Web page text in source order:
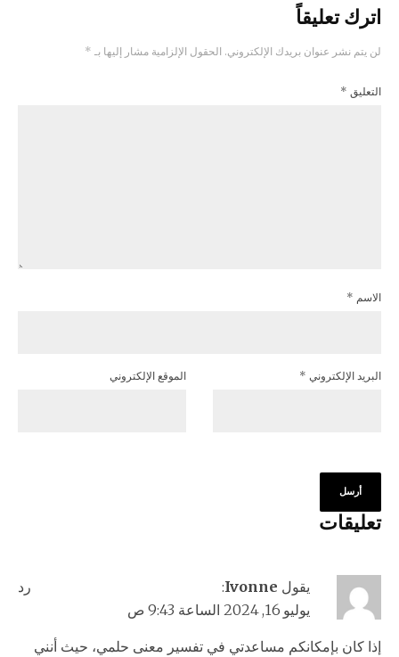
اترك تعليقاً
لن يتم نشر عنوان بريدك الإلكتروني. الحقول الإلزامية مشار إليها بـ *
التعليق *
الاسم *
البريد الإلكتروني * الموقع الإلكتروني
تعليقات
يقول Ivonne
:
يوليو 16, 2024 الساعة 9:43 ص
إذا كان بإمكانكم مساعدتي في تفسير معنى حلمي، حيث أنني
رد